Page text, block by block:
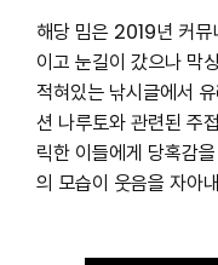
해당 밈은 2019년 커뮤
이고 눈길이 갔으나 막
적혀있는 낚시글에서
션 나루토와 관련된 주
릭한 이들에게 당혹감
의 모습이 웃음을 자아